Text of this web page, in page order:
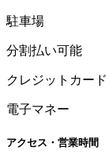
駐車場
分割払い可能
クレジットカード
電子マネー
アクセス・営業時間